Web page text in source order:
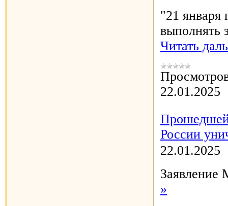
"21 января
выполнять
Читать
22.01.2025
Прошедшей
России
22.01.2025
Заявление
»